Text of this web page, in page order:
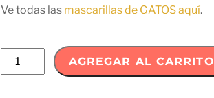
Ve todas las mascarillas de GATOS aquí.
Mascarilla
GATITO
AGREGAR AL CARRITO